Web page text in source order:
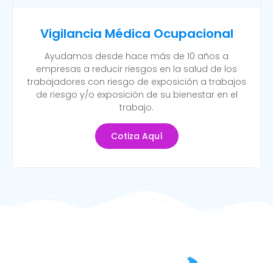
Vigilancia Médica Ocupacional
Ayudamos desde hace más de 10 años a
empresas a reducir riesgos en la salud de los
trabajadores con riesgo de exposición a trabajos
de riesgo y/o exposición de su bienestar en el
trabajo.
Cotiza Aquí